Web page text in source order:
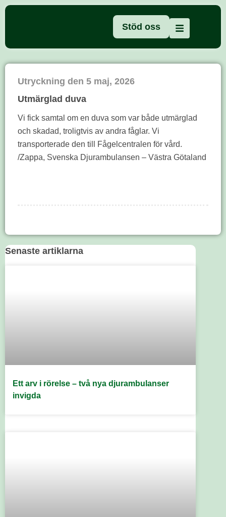
Stöd oss
Utryckning den 5 maj, 2026
Utmärglad duva
Vi fick samtal om en duva som var både utmärglad
och skadad, troligtvis av andra fåglar. Vi
transporterade den till Fågelcentralen för vård.
/Zappa, Svenska Djurambulansen – Västra Götaland
Senaste artiklarna
Ett arv i rörelse – två nya djurambulanser
invigda